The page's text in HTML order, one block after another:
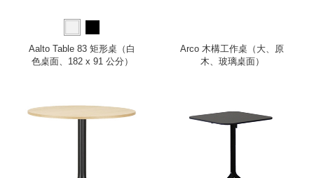
Aalto Table 83 矩形桌（白
色桌面、182 x 91 公分）
Arco 木構工作桌（大、原
木、玻璃桌面）